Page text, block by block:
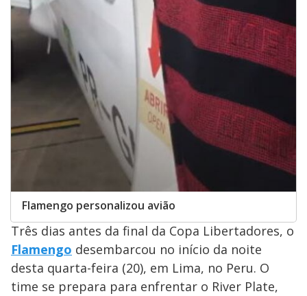
Flamengo personalizou avião
Três dias antes da final da Copa Libertadores, o
Flamengo desembarcou no início da noite
desta quarta-feira (20), em Lima, no Peru. O
time se prepara para enfrentar o River Plate,